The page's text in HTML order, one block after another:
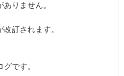
りません。
訂されます。
です。